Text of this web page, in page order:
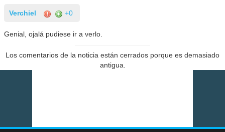
Verchiel +0
Genial, ojalá pudiese ir a verlo.
Los comentarios de la noticia están cerrados porque es demasiado
antigua.